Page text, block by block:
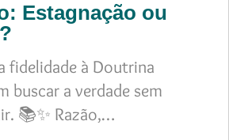
Estagnação ou
fidelidade à Doutrina
buscar a verdade sem
📚✨ Razão,…